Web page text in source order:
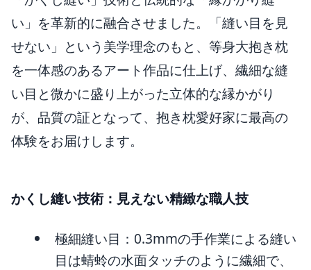
い」を革新的に融合させました。「縫い目を見
せない」という美学理念のもと、等身大抱き枕
を一体感のあるアート作品に仕上げ、繊細な縫
い目と微かに盛り上がった立体的な縁かがり
が、品質の証となって、抱き枕愛好家に最高の
体験をお届けします。
かくし縫い技術：見えない精緻な職人技
極細縫い目：0.3mmの手作業による縫い
目は蜻蛉の水面タッチのように繊細で、